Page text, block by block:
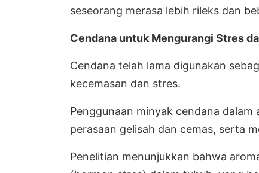
seseorang merasa lebih rileks dan
Cendana untuk Mengurangi Stres
Cendana telah lama digunakan
kecemasan dan stres.
Penggunaan minyak cendana
perasaan gelisah dan cemas, serta
Penelitian menunjukkan bahwa